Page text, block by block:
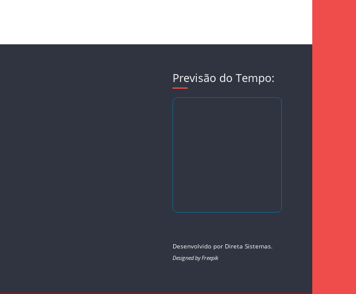
Previsão do Tempo:
Desenvolvido por Direta Sistemas.
Designed by Freepik